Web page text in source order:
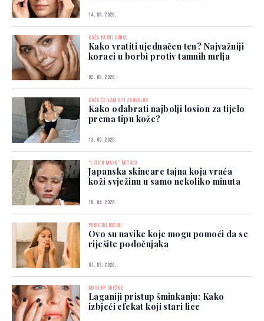
14. 06. 2026.
KOŽA PAMTI SUNCE
Kako vratiti ujednačen ten? Najvažniji
koraci u borbi protiv tamnih mrlja
02. 06. 2026.
KOŽA ĆE VAM BITI ZAHVALNA
Kako odabrati najbolji losion za tijelo
prema tipu kože?
13. 05. 2026.
“LOTION MASK” METODA
Japanska skincare tajna koja vraća
koži svježinu u samo nekoliko minuta
16. 04. 2026.
PRIRODNI NAČINI
Ovo su navike koje mogu pomoći da se
riješite podočnjaka
07. 03. 2026.
MAKEUP GREŠKE
Laganiji pristup šminkanju: Kako
izbjeći efekat koji stari lice